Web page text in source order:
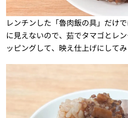
レンチンした「魯肉飯の具」だけ
に見えないので、茹でタマゴとレ
ッピングして、映え仕上げにしてみ